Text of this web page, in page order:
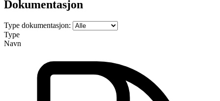
Dokumentasjon
Type dokumentasjon:
Type
Navn